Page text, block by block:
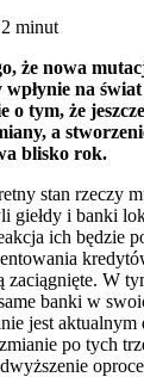
minut
że nowa
na
tym, że
a
blisko rok.
stan rzeczy
giełdy i banki
ich będzie
zaciągnięte. W
banki w
jest
po tych